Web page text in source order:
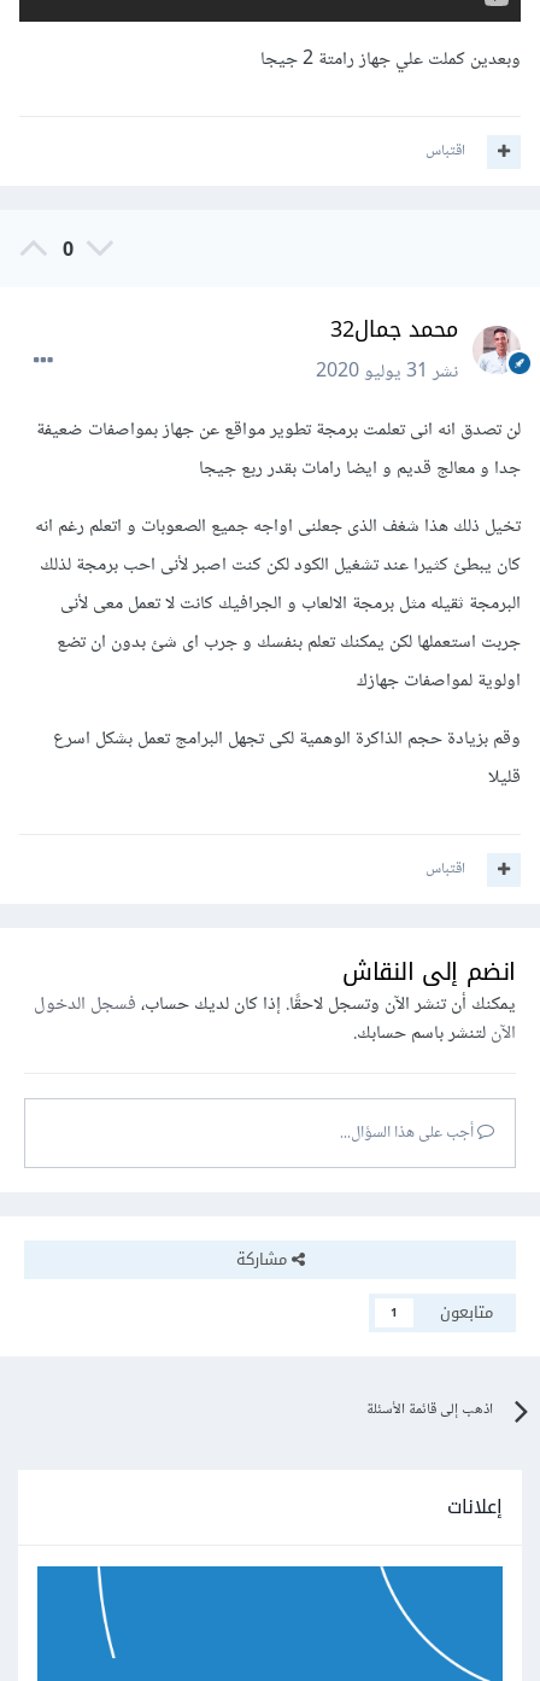
وبعدين كملت علي جهاز رامتة 2 جيجا
اقتباس
0
محمد جمال32
نشر31 يوليو 2020
لن تصدق انه انى تعلمت برمجة تطوير مواقع عن جهاز بمواصفات ضعيفة
جدا و معالج قديم و ايضا رامات بقدر ربع جيجا
تخيل ذلك هذا شغف الذى جعلنى اواجه جميع الصعوبات و اتعلم رغم انه
كان يبطئ كثيرا عند تشغيل الكود لكن كنت اصبر لأنى احب برمجة لذلك
البرمجة ثقيله مثل برمجة الالعاب و الجرافيك كانت لا تعمل معى لأنى
جربت استعملها لكن يمكنك تعلم بنفسك و جرب اى شئ بدون ان تضع
اولوية لمواصفات جهازك
وقم بزيادة حجم الذاكرة الوهمية لكى تجهل البرامج تعمل بشكل اسرع
قليلا
اقتباس
انضم إلى النقاش
يمكنك أن تنشر الآن وتسجل لاحقًا. إذا كان لديك حساب،فسجل الدخول
الآنلتنشر باسم حسابك.
أجب على هذا السؤال...
مشاركة
متابعون
1
اذهب إلى قائمة الأسئلة
إعلانات